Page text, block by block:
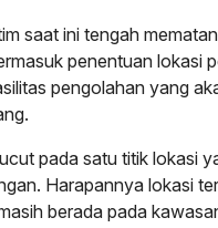
saat ini tengah
penentuan lokasi
pengolahan yang
pada satu titik lokasi
Harapannya lokasi
berada pada